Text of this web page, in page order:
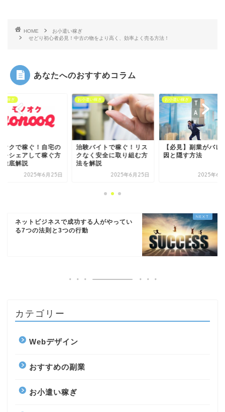
HOME
お小遣い稼ぎ
せどり初心者必見！中古の物をより高く、効率よく売る方法！
あなたへのおすすめコラム
い稼ぎ
オクで稼ぐ！自宅の
をシェアして稼ぐ方
徹底解説
2025年6月25日
お小遣い稼ぎ
治験バイトで稼ぐ！リス
クなく安全に取り組む方
法を解説
2025年6月25日
お小遣い稼ぎ
【必見】副業がバレ
因と隠す方法
2025年6
ネットビジネスで成功する人がやってい
る7つの法則と3つの行動
カテゴリー
Webデザイン
おすすめの副業
お小遣い稼ぎ